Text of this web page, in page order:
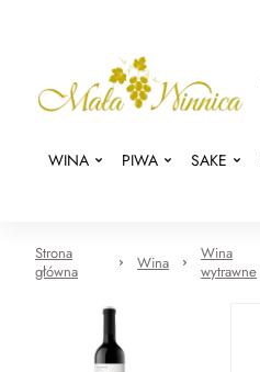
WINA PIWA SAKE
Strona
główna
Wina
Wina
wytrawne